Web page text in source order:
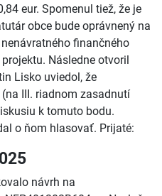
eur. Spomenul tiež, že je
obce bude oprávnený na
finančného
Následne otvoril
Lisko uviedol, že
III. riadnom zasadnutí
k tomuto bodu.
o ňom hlasovať. Prijaté:
návrh na